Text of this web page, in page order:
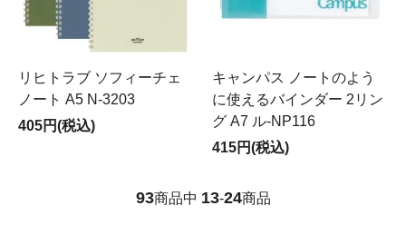
リヒトラブ ソフィーチェ
ノート A5 N-3203
405円(税込)
キャンパス ノートのよう
に使えるバインダー 2リン
グ A7 ル-NP116
415円(税込)
93商品中 13-24商品